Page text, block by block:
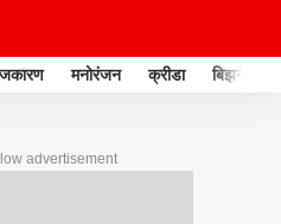
मनोरंजन क्रीडा बिझनेस
advertisement